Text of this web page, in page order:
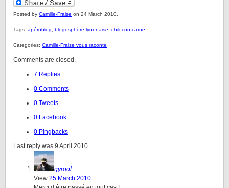
Posted by Camille-Fraise on 24 March 2010.
Tags: apéroblog blogosphère lyonnaise chili con carne
Categories: Camille-Fraise vous raconte
Comments are closed.
7 Replies
0 Comments
0 Tweets
0 Facebook
0 Pingbacks
Last reply was 9 April 2010
qyrool
View 25 March 2010